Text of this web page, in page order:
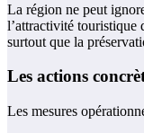
La région ne peut
l’attractivité touristique
surtout que la
Les actions
Les mesures